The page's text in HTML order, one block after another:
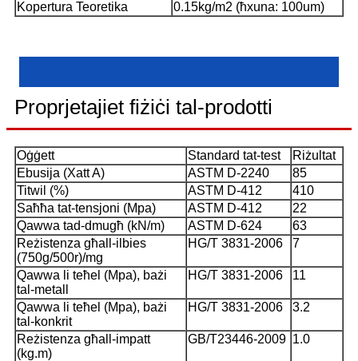
Kopertura Teoretika 0.15kg/m2 (ħxuna: 100um)
Proprjetajiet fiżiċi tal-prodotti
Oġġett Standard tat-test
Riżultat
Ebusija (Xatt A)
ASTM D-2240
85
Titwil (%)
ASTM D-412
410
Saħħa tat-tensjoni (Mpa)
ASTM D-412
22
Qawwa tad-dmugħ (kN/m)
ASTM D-624
63
Reżistenza għall-ilbies
(750g/500r)/mg
HG/T 3831-2006 7
Qawwa li teħel (Mpa), bażi
tal-metall
HG/T 3831-2006 11
Qawwa li teħel (Mpa), bażi
tal-konkrit
HG/T 3831-2006 3.2
Reżistenza għall-impatt
(kg.m)
GB/T23446-2009 1.0